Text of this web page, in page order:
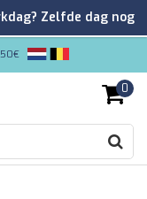
0
Zelfde dag nog